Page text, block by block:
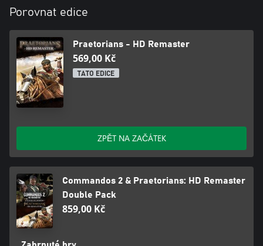
Porovnat edice
Praetorians - HD Remaster
569,00 Kč
TATO EDICE
ZPĚT NA ZAČÁTEK
Commandos 2 & Praetorians: HD Remaster
Double Pack
859,00 Kč